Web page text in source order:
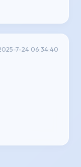
7-24 06:34:40